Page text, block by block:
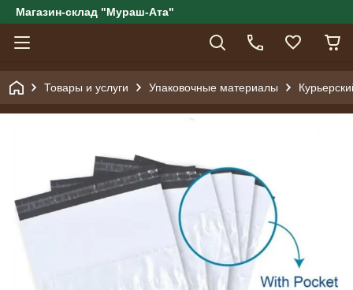
Магазин-склад "Мураш-Ата"
Товары и услуги Упаковочные материалы